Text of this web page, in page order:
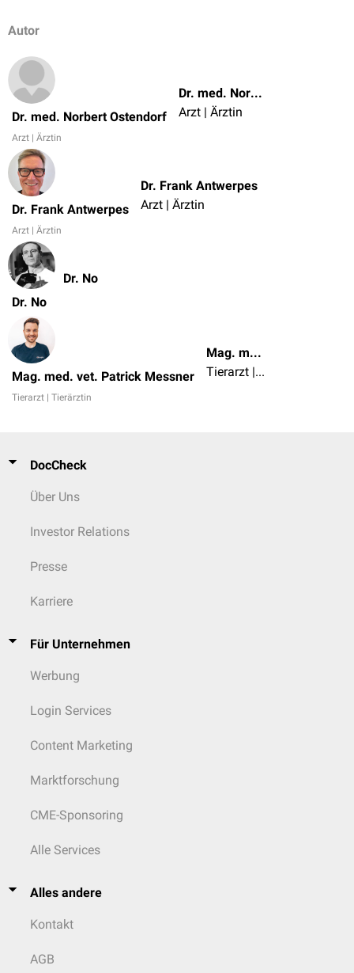
Autor
Dr. med. Norbert Ostendorf
Arzt | Ärztin
Dr. med. Norbert Ostendorf
Arzt | Ärztin
Dr. Frank Antwerpes
Arzt | Ärztin
Dr. Frank Antwerpes
Arzt | Ärztin
Dr. No
Dr. No
Mag. med. vet. Patrick Messner
Tierarzt | Tierärztin
Mag. med. vet. Patrick Messner
Tierarzt | Tierärztin
DocCheck
Über Uns
Investor Relations
Presse
Karriere
Für Unternehmen
Werbung
Login Services
Content Marketing
Marktforschung
CME-Sponsoring
Alle Services
Alles andere
Kontakt
AGB